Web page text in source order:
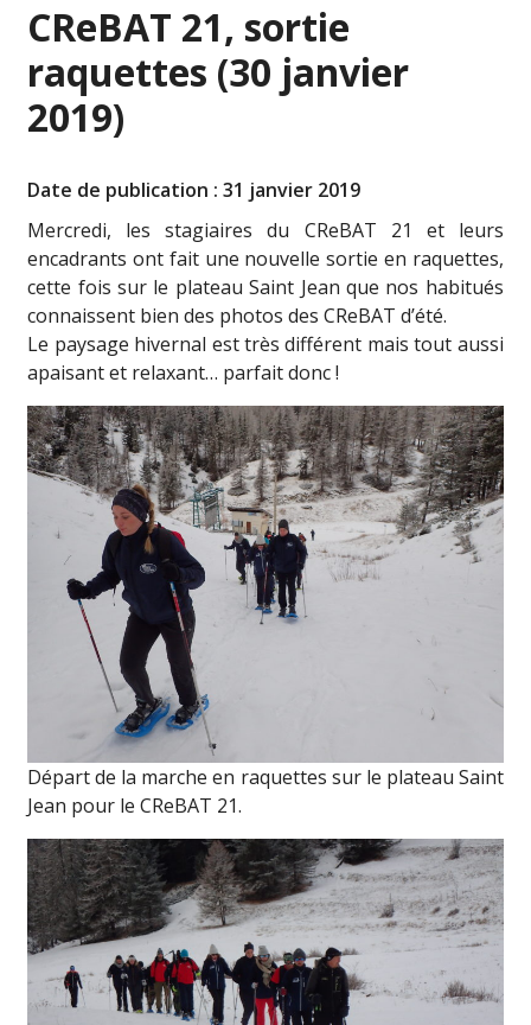
CReBAT 21, sortie
raquettes (30 janvier
2019)
Date de publication : 31 janvier 2019
Mercredi, les stagiaires du CReBAT 21 et leurs
encadrants ont fait une nouvelle sortie en raquettes,
cette fois sur le plateau Saint Jean que nos habitués
connaissent bien des photos des CReBAT d’été.
Le paysage hivernal est très différent mais tout aussi
apaisant et relaxant… parfait donc !
Départ de la marche en raquettes sur le plateau Saint
Jean pour le CReBAT 21.